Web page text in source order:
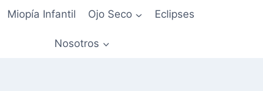
Miopía Infantil Ojo Seco Eclipses
Nosotros